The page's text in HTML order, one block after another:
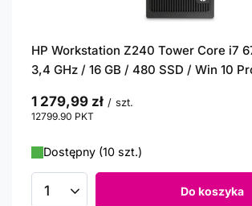
HP Workstation Z240 Tower Core i7
3,4 GHz / 16 GB / 480 SSD / Win 10
1 279,99 zł / szt.
12799.90 PKT
Dostępny (10 szt.)
Ilość produktów Do koszyka